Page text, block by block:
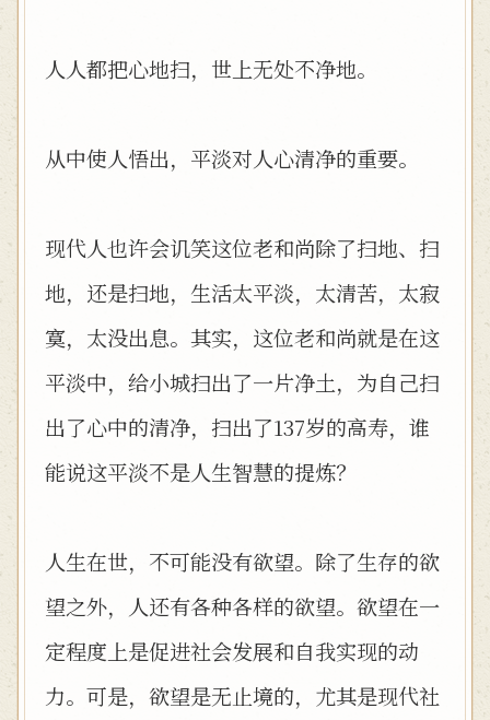
人人都把心地扫，世上无处不净地。
从中使人悟出，平淡对人心清净的重要。
现代人也许会讥笑这位老和尚除了扫地、扫
地，还是扫地，生活太平淡，太清苦，太寂
寞，太没出息。其实，这位老和尚就是在这
平淡中，给小城扫出了一片净土，为自己扫
出了心中的清净，扫出了137岁的高寿，谁
能说这平淡不是人生智慧的提炼？
人生在世，不可能没有欲望。除了生存的欲
望之外，人还有各种各样的欲望。欲望在一
定程度上是促进社会发展和自我实现的动
力。可是，欲望是无止境的，尤其是现代社